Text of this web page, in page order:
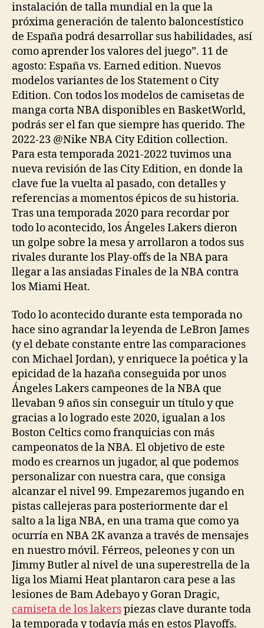
instalación de talla mundial en la que la
próxima generación de talento baloncestístico
de España podrá desarrollar sus habilidades, así
como aprender los valores del juego”. 11 de
agosto: España vs. Earned edition. Nuevos
modelos variantes de los Statement o City
Edition. Con todos los modelos de camisetas de
manga corta NBA disponibles en BasketWorld,
podrás ser el fan que siempre has querido. The
2022-23 @Nike NBA City Edition collection.
Para esta temporada 2021-2022 tuvimos una
nueva revisión de las City Edition, en donde la
clave fue la vuelta al pasado, con detalles y
referencias a momentos épicos de su historia.
Tras una temporada 2020 para recordar por
todo lo acontecido, los Ángeles Lakers dieron
un golpe sobre la mesa y arrollaron a todos sus
rivales durante los Play-offs de la NBA para
llegar a las ansiadas Finales de la NBA contra
los Miami Heat.
Todo lo acontecido durante esta temporada no
hace sino agrandar la leyenda de LeBron James
(y el debate constante entre las comparaciones
con Michael Jordan), y enriquece la poética y la
epicidad de la hazaña conseguida por unos
Ángeles Lakers campeones de la NBA que
llevaban 9 años sin conseguir un título y que
gracias a lo logrado este 2020, igualan a los
Boston Celtics como franquicias con más
campeonatos de la NBA. El objetivo de este
modo es crearnos un jugador, al que podemos
personalizar con nuestra cara, que consiga
alcanzar el nivel 99. Empezaremos jugando en
pistas callejeras para posteriormente dar el
salto a la liga NBA, en una trama que como ya
ocurría en NBA 2K avanza a través de mensajes
en nuestro móvil. Férreos, peleones y con un
Jimmy Butler al nivel de una superestrella de la
liga los Miami Heat plantaron cara pese a las
lesiones de Bam Adebayo y Goran Dragic,
camiseta de los lakerspiezas clave durante toda
la temporada y todavía más en estos Playoffs.